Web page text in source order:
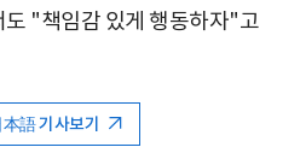
"책임감 있게 행동하자"고
本語 기사보기